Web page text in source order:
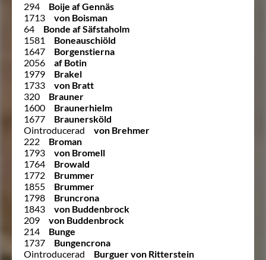
294
Boije af Gennäs
1713
von Boisman
64
Bonde af Säfstaholm
1581
Boneauschiöld
1647
Borgenstierna
2056
af Botin
1979
Brakel
1733
von Bratt
320
Brauner
1600
Braunerhielm
1677
Braunersköld
Ointroducerad
von Brehmer
222
Broman
1793
von Bromell
1764
Browald
1772
Brummer
1855
Brummer
1798
Bruncrona
1843
von Buddenbrock
209
von Buddenbrock
214
Bunge
1737
Bungencrona
Ointroducerad
Burguer von Ritterstein